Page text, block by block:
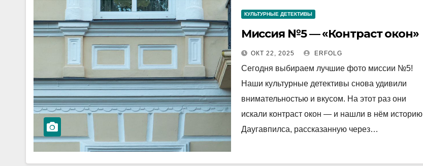
КУЛЬТУРНЫЕ ДЕТЕКТИВЫ
Миссия №5 — «Контраст окон»
ОКТ 22, 2025 ERFOLG
Сегодня выбираем лучшие фото миссии №5!
Наши культурные детективы снова удивили
внимательностью и вкусом. На этот раз они
искали контраст окон — и нашли в нём историю
Даугавпилса, рассказанную через…